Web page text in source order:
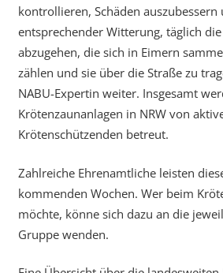
kontrollieren, Schäden auszubessern
entsprechender Witterung, täglich
abzugehen, die sich in Eimern
zählen und sie über die Straße zu
NABU-Expertin weiter. Insgesamt
Krötenzaunanlagen in NRW von
Krötenschützenden betreut.
Zahlreiche Ehrenamtliche leisten
kommenden Wochen. Wer beim
möchte, könne sich dazu an die
Gruppe wenden.